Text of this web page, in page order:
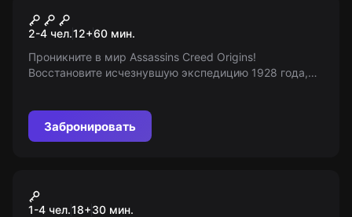
Потерянная пирамида
2-4 чел.12+60 мин.
Проникните в мир Assassins Creed Origins!
Восстановите исчезнувшую экспедицию 1928 года,
Забронировать
Serious Sam 3
1-4 чел.18+30 мин.